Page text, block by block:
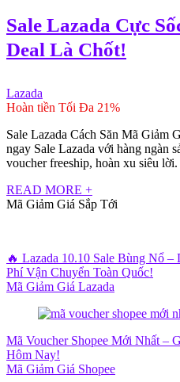
Sale Lazada Cực
Deal Là Chốt!
Lazada
Hoàn tiền Tối Đa 21%
Sale Lazada Cách Săn Mã Giảm
ngay Sale Lazada với hàng ngàn
voucher freeship, hoàn xu siêu lời.
READ MORE +
Mã Giảm Giá Sắp Tới
🔥 Lazada 10.10 Sale Bùng Nổ
Phí Vận Chuyển Toàn Quốc!
Mã Giảm Giá Lazada
Mã Voucher Shopee Mới Nhất –
Hôm Nay!
Mã Giảm Giá Shopee